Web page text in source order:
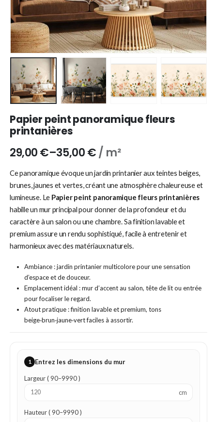
Papier peint panoramique fleurs
printanières
29,00€–35,00€/ m²
Ce panoramique évoque un jardin printanier aux teintes beiges,
brunes, jaunes et vertes, créant une atmosphère chaleureuse et
lumineuse. Le Papier peint panoramique fleurs printanières
habille un mur principal pour donner de la profondeur et du
caractère à un salon ou une chambre. Sa finition lavable et
premium assure un rendu sophistiqué, facile à entretenir et
harmonieux avec des matériaux naturels.
Ambiance : jardin printanier multicolore pour une sensation
d’espace et de douceur.
Emplacement idéal : mur d’accent au salon, tête de lit ou entrée
pour focaliser le regard.
Atout pratique : finition lavable et premium, tons
beige‑brun‑jaune‑vert faciles à assortir.
1 Entrez les dimensions du mur
Largeur ( 90–9990 )
cm
Hauteur ( 90–9990 )